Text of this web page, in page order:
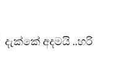
අදමයි ..හරි